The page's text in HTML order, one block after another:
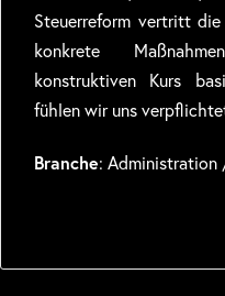
Steuerreform vertritt
konkrete
konstruktiven Kurs
fühlen wir uns
Branche: Administration